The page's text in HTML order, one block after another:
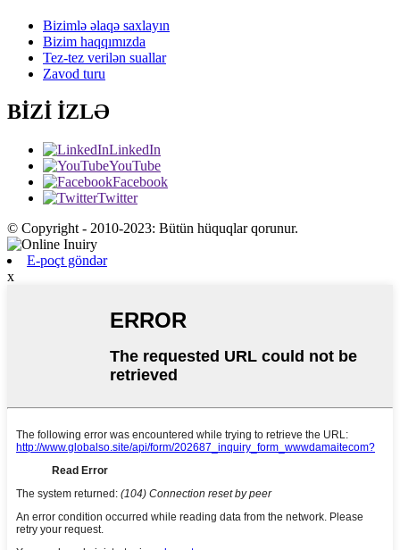
Bizimlə əlaqə saxlayın
Bizim haqqımızda
Tez-tez verilən suallar
Zavod turu
BİZİ İZLƏ
LinkedIn
YouTube
Facebook
Twitter
© Copyright - 2010-2023: Bütün hüquqlar qorunur.
E-poçt göndər
x